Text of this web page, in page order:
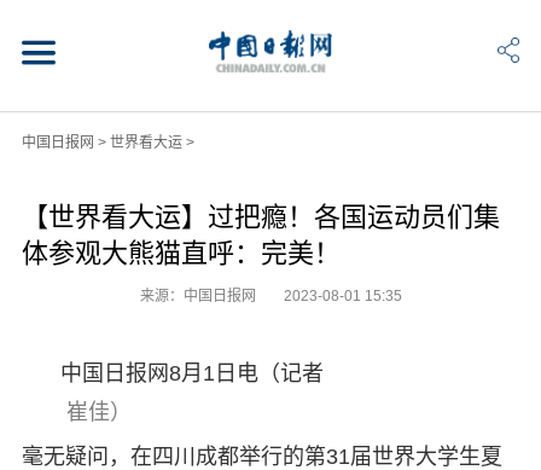
中国日报网 > 世界看大运>
【世界看大运】过把瘾！各国运动员们集
体参观大熊猫直呼：完美！
来源：中国日报网 2023-08-01 15:35
中国日报网8月1日电（记者
崔佳）
毫无疑问，在四川成都举行的第31届世界大学生夏